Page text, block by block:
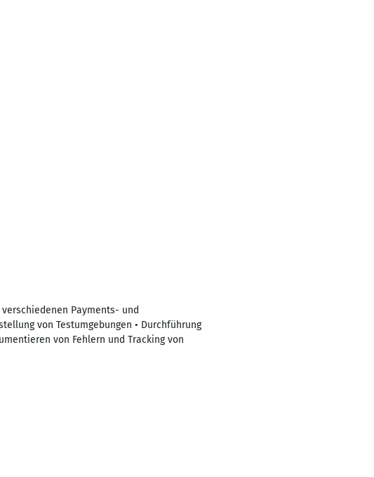
Payments- und
von Testumgebungen • Durchführung
von Fehlern und Tracking von